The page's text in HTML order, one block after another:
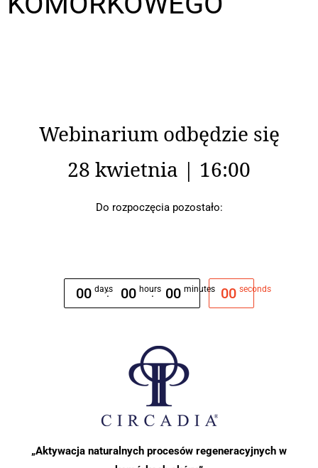
Webinarium odbędzie się
28 kwietnia | 16:00
Do rozpoczęcia pozostało:
00 days
: 00 hours
: 00 minutes 00 seconds
„Aktywacja naturalnych procesów regeneracyjnych w